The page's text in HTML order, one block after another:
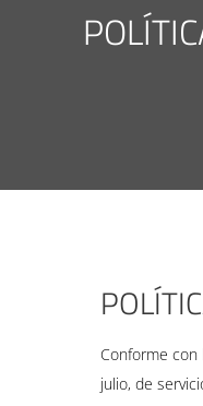
Conforme con
julio, de